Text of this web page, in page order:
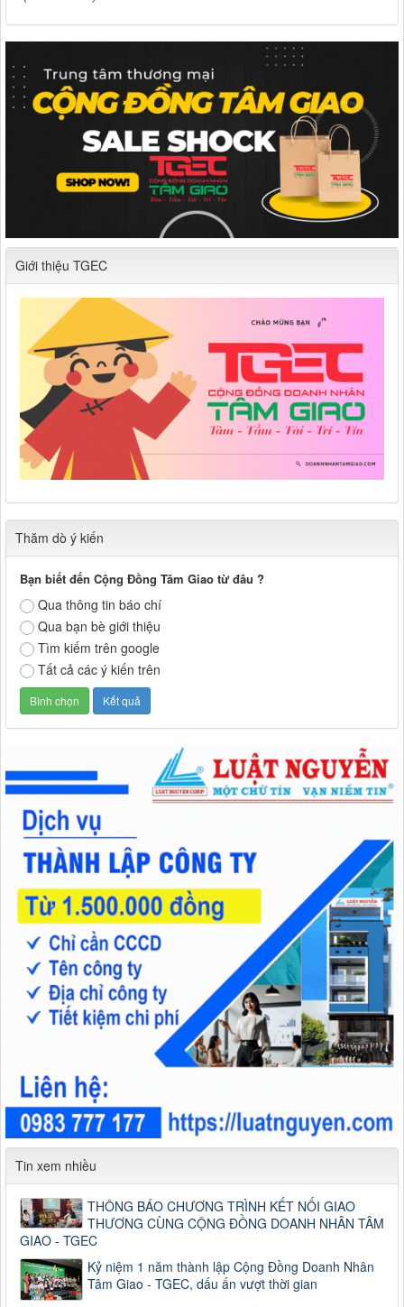
Giới thiệu TGEC
Thăm dò ý kiến
Bạn biết đến Cộng Đồng Tâm Giao từ đâu ?
Qua thông tin báo chí
Qua bạn bè giới thiệu
Tìm kiếm trên google
Tất cả các ý kiến trên
Tin xem nhiều
THÔNG BÁO CHƯƠNG TRÌNH KẾT NỐI GIAO
THƯƠNG CÙNG CỘNG ĐỒNG DOANH NHÂN TÂM
GIAO - TGEC
Kỷ niệm 1 năm thành lập Cộng Đồng Doanh Nhân
Tâm Giao - TGEC, dấu ấn vượt thời gian